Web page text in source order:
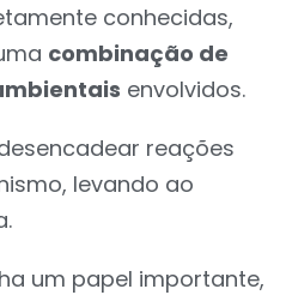
conhecidas,
combinação de
envolvidos.
reações
levando ao
um papel importante,